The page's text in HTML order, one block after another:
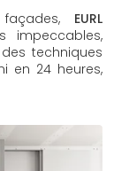
EURL
impeccables,
techniques
en 24 heures,